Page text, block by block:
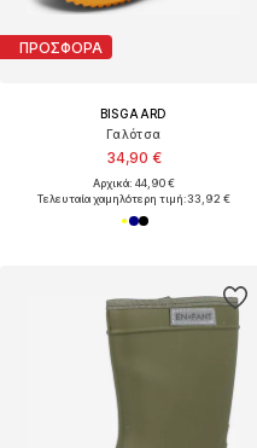
ΠΡΟΣΦΟΡΑ
BISGAARD
Γαλότσα
34,90 €
Αρχικά: 44,90 €
Τελευταία χαμηλότερη τιμή:33,92 €